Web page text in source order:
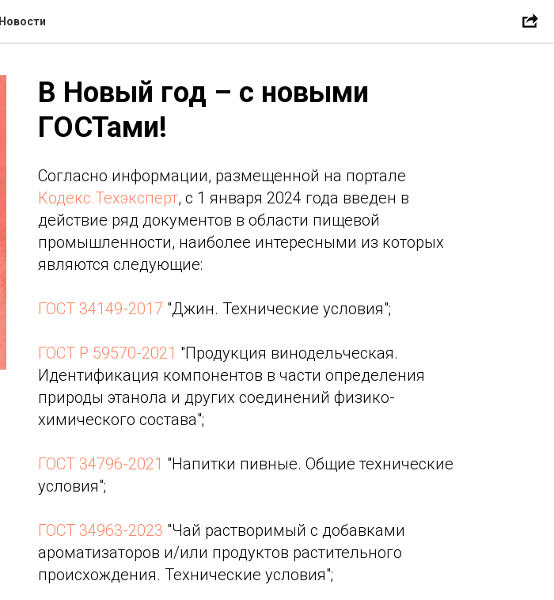
Новости
В Новый год – с новыми
ГОСТами!
Согласно информации, размещенной на портале
Кодекс.Техэксперт, с 1 января 2024 года введен в
действие ряд документов в области пищевой
промышленности, наиболее интересными из которых
являются следующие:
ГОСТ 34149-2017 "Джин. Технические условия";
ГОСТ Р 59570-2021 "Продукция винодельческая.
Идентификация компонентов в части определения
природы этанола и других соединений физико-
химического состава";
ГОСТ 34796-2021 "Напитки пивные. Общие технические
условия";
ГОСТ 34963-2023 "Чай растворимый с добавками
ароматизаторов и/или продуктов растительного
происхождения. Технические условия";